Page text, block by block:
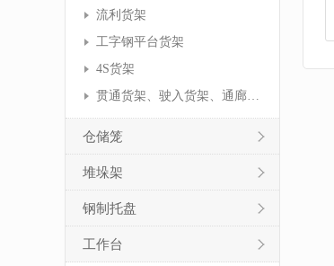
流利货架
工字钢平台货架
4S货架
贯通货架、驶入货架、通廊货架
仓储笼
堆垛架
钢制托盘
工作台